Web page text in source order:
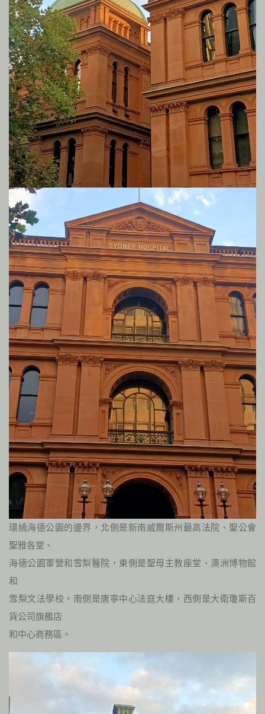
環繞海德公園的邊界，北側是新南威爾斯州最高法院、聖公會
聖雅各堂、
海德公園軍營和雪梨醫院，東側是聖母主教座堂、澳洲博物館
和
雪梨文法學校，南側是唐寧中心法庭大樓，西側是大衛瓊斯百
貨公司旗艦店
和中心商務區。